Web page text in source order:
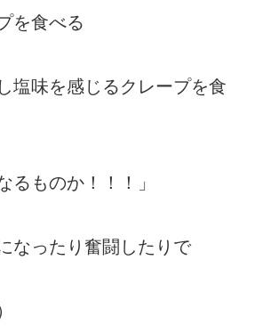
を食べる
塩味を感じるクレープを食
るものか！！！」
なったり奮闘したりで